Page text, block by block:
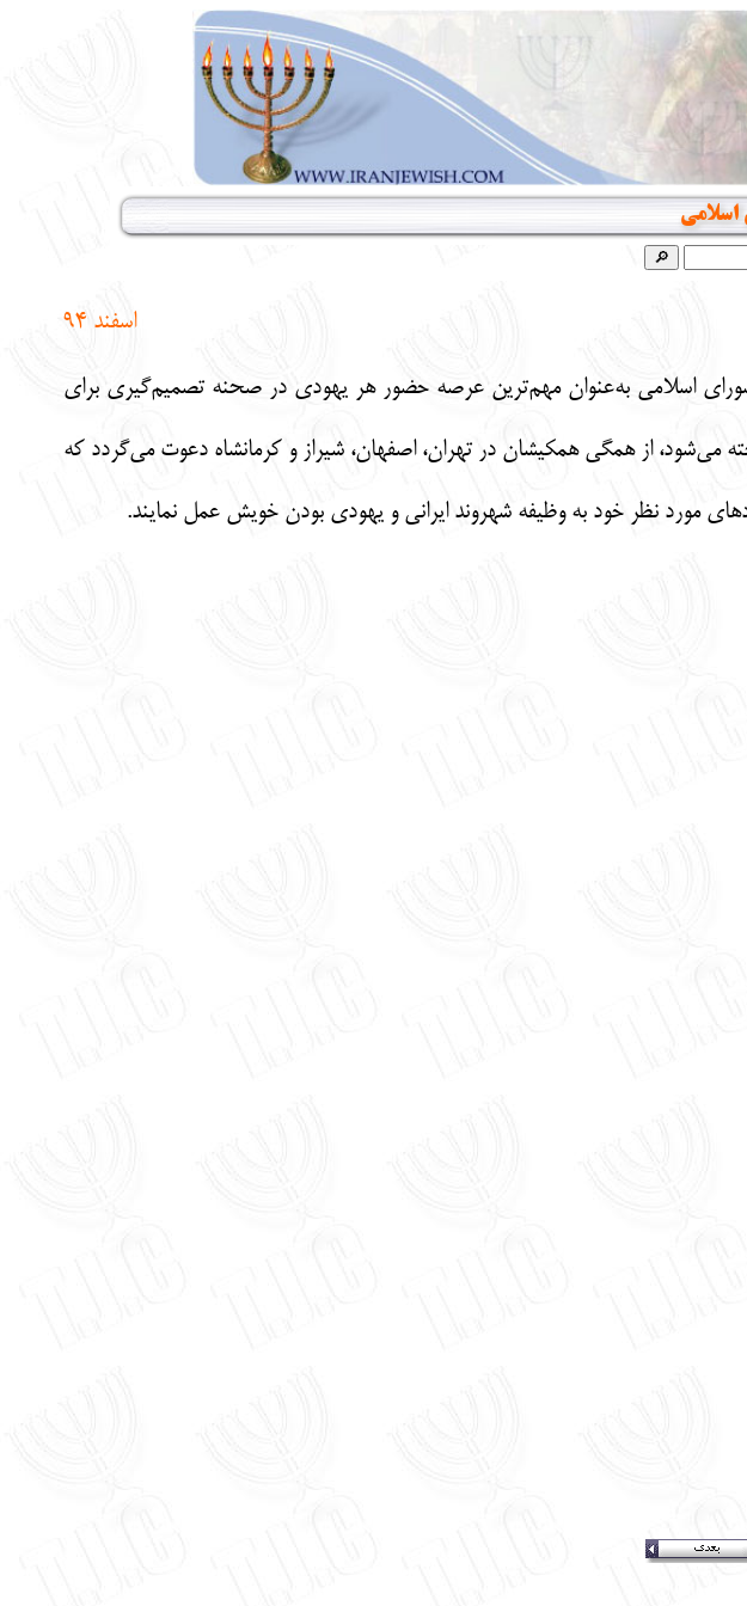
اسلامی
اسفند 94
اسلامی به‌عنوان مهم‌ترین عرصه حضور هر یهودی در صحنه تصمیمگیری برای
می‌شود، از همگی همکیشان در تهران، اصفهان، شیراز و کرمانشاه دعوت می‌گردد که
مورد نظر خود به وظیفه شهروند ایرانی و یهودی بودن خویش عمل نمایند.